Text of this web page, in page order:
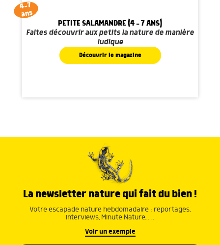
4-7
ans
PETITE SALAMANDRE (4 - 7 ANS)
Faites découvrir aux petits la nature de manière
ludique
Découvrir le magazine
La newsletter nature qui fait du bien !
Votre escapade nature hebdomadaire : reportages,
interviews, Minute Nature, …
Voir un exemple